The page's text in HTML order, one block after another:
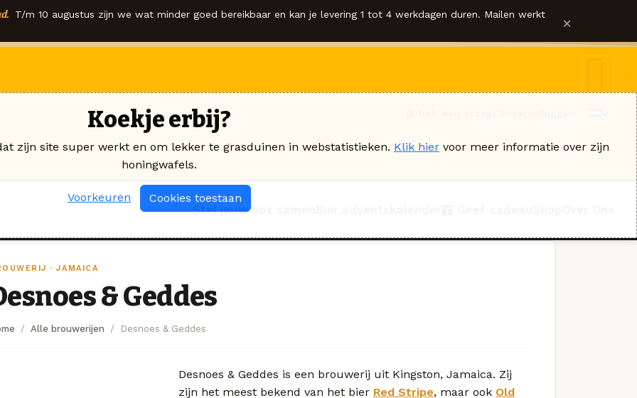
T/m 10 augustus zijn we wat minder goed bereikbaar en kan je levering 1 tot 4 werkdagen duren. Mailen werkt ×
Stel jouw box samen
· JAMAICA
& Geddes
Alle brouwerijen Desnoes & Geddes
Desnoes & Geddes is een brouwerij uit Kingston, Jamaica. Zij
zijn het meest bekend van het bier Red Stripe, maar ook Old
Koekje erbij?
zijn site super werkt en om lekker te grasduinen in webstatistieken. Klik hier voor meer informatie over zijn
honingwafels.
Voorkeuren Cookies toestaan